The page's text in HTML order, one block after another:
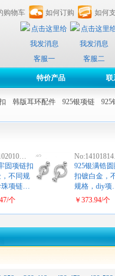
客服一 客服二
购物车 如何订购 如何
特价产品 联
韩版耳环配件 925银项链 925
固项链扣
不同规
珠项链…
个
925银满锆
扣镀白金，
规格，diy
￥373.94/个